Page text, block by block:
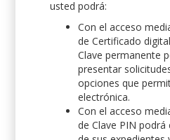
usted podrá:
Con el acceso
de Certificado
Clave permanente
presentar
opciones que
electrónica.
Con el acceso
de Clave PIN